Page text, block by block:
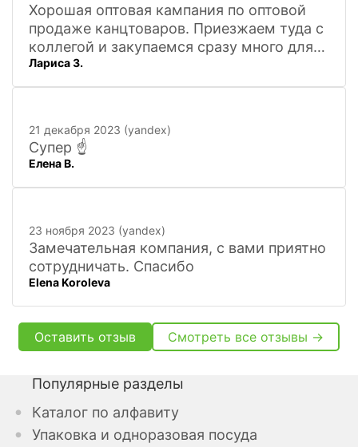
Хорошая оптовая кампания по оптовой
продаже канцтоваров. Приезжаем туда с
коллегой и закупаемся сразу много для
офиса. Удобно. Есть практически всё, что
нужно, и по хорошим ценам. Вежливый
искать
Лариса З.
21 декабря 2023 (yandex)
Супер ☝️
Елена В.
23 ноября 2023 (yandex)
Замечательная компания, с вами приятно
сотрудничать. Спасибо
Elena Koroleva
Оставить отзыв Смотреть все отзывы →
Популярные разделы
Каталог по алфавиту
Упаковка и одноразовая посуда